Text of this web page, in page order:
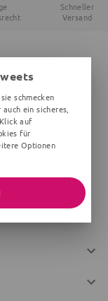
Schneller
Versand
Uhr
schmecken
ein sicheres,
auf
für
Optionen